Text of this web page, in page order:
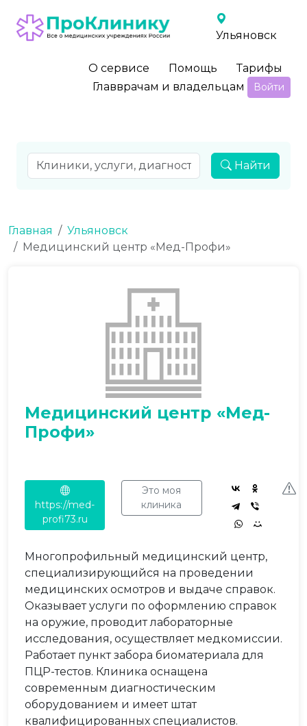
Ульяновск
О сервисе Помощь
Тарифы
Главврачам и владельцам
Войти
Найти
Главная
Ульяновск
Медицинский центр «Мед-Профи»
Медицинский центр «Мед-
Профи»
https://med-
profi73.ru
Это моя
клиника
Многопрофильный медицинский центр,
специализирующийся на проведении
медицинских осмотров и выдаче справок.
Оказывает услуги по оформлению справок
на оружие, проводит лабораторные
исследования, осуществляет медкомиссии.
Работает пункт забора биоматериала для
ПЦР-тестов. Клиника оснащена
современным диагностическим
оборудованием и имеет штат
квалифицированных специалистов.